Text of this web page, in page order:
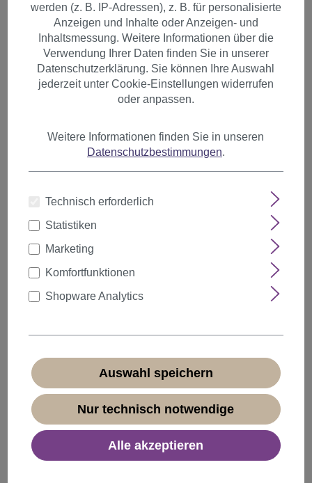
Braun GFW1675-6
Produktnummer:
+ Farbvarianten
30,99 €
werden (z. B. IP-Adressen), z. B. für personalisierte
Anzeigen und Inhalte oder Anzeigen- und
Inhaltsmessung. Weitere Informationen über die
Verwendung Ihrer Daten finden Sie in unserer
Datenschutzerklärung. Sie können Ihre Auswahl
jederzeit unter Cookie-Einstellungen widerrufen
oder anpassen.
Weitere Informationen finden Sie in unseren
Datenschutzbestimmungen.
Technisch erforderlich
Statistiken
Marketing
Komfortfunktionen
Shopware Analytics
Auswahl speichern
Nur technisch notwendige
Alle akzeptieren